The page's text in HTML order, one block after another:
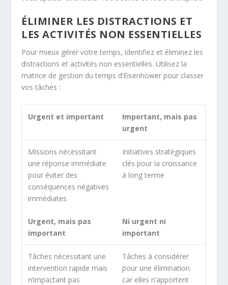
ÉLIMINER LES DISTRACTIONS ET
LES ACTIVITÉS NON ESSENTIELLES
Pour mieux gérer votre temps, identifiez et éliminez les
distractions et activités non essentielles. Utilisez la
matrice de gestion du temps d’Eisenhower pour classer
vos tâches :
Urgent et important
Important, mais pas
urgent
Missions nécessitant
une réponse immédiate
pour éviter des
conséquences négatives
immédiates
Initiatives stratégiques
clés pour la croissance
à long terme
Urgent, mais pas
important
Ni urgent ni
important
Tâches nécessitant une
intervention rapide mais
n’impactant pas
Tâches à considérer
pour une élimination
car elles n’apportent